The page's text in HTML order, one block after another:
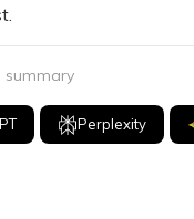
summary
Perplexity